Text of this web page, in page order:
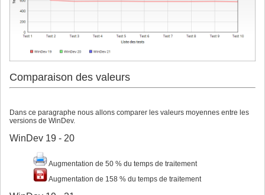
Comparaison des valeurs
Dans ce paragraphe nous allons comparer les valeurs moyennes entre les
versions de WinDev.
WinDev 19 - 20
Augmentation de 50 % du temps de traitement
Augmentation de 158 % du temps de traitement